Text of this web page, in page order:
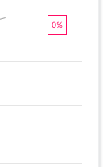
0%